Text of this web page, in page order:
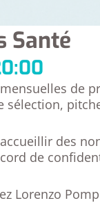
Santé
de
des
de
Lorenzo